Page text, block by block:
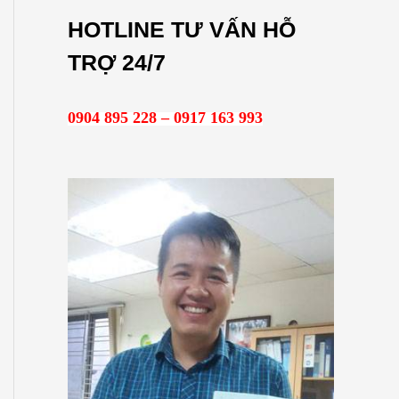
ế
:
HOTLINE TƯ VẤN HỖ
TRỢ 24/7
0904 895 228 – 0917 163 993